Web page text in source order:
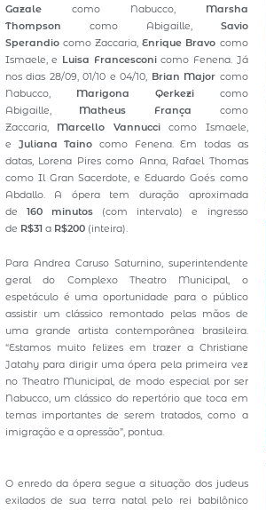
Gazalecomo Nabucco,
Marsha
Thompson como Abigaille, Savio
Sperandiocomo Zaccaria,Enrique Bravo como
Ismaele, e Luisa Francesconicomo Fenena. Já
nos dias 28/09, 01/10 e 04/10, Brian Major como
Nabucco, Marigona Qerkezicomo
Abigaille, Matheus França como
Zaccaria, Marcello Vannuccicomo Ismaele,
e Juliana Taino como Fenena. Em todas as
datas, Lorena Pires como Anna, Rafael Thomas
como Il Gran Sacerdote, e Eduardo Goés como
Abdallo. A ópera tem duração aproximada
de 160 minutos (com intervalo) e ingresso
de R$31a R$200(inteira).
Para Andrea Caruso Saturnino, superintendente
geral do Complexo Theatro Municipal, o
espetáculo é uma oportunidade para o público
assistir um clássico remontado pelas mãos de
uma grande artista contemporânea brasileira.
“Estamos muito felizes em trazer a Christiane
Jatahy para dirigir uma ópera pela primeira vez
no Theatro Municipal, de modo especial por ser
Nabucco, um clássico do repertório que toca em
temas importantes de serem tratados, como a
imigração e a opressão”, pontua.
O enredo da ópera segue a situação dos judeus
exilados de sua terra natal pelo rei babilônico